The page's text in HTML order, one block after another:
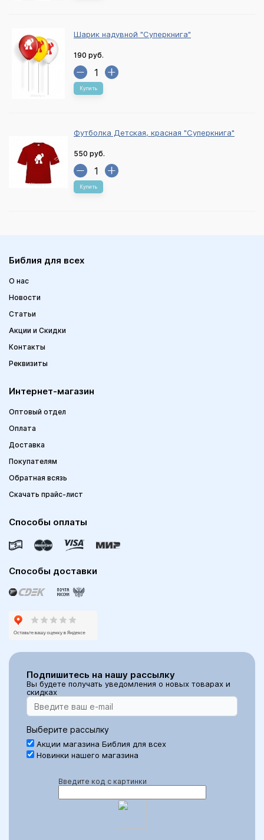
Шарик надувной "Суперкнига"
190 руб.
Купить
Футболка Детская, красная "Суперкнига"
550 руб.
Купить
Библия для всех
О нас
Новости
Статьи
Акции и Скидки
Контакты
Реквизиты
Интернет-магазин
Оптовый отдел
Оплата
Доставка
Покупателям
Обратная всязь
Скачать прайс-лист
Способы оплаты
Способы доставки
Подпишитесь на нашу рассылку
Вы будете получать уведомления о новых товарах и
скидках
Выберите рассылку
Акции магазина Библия для всех
Новинки нашего магазина
Введите код с картинки